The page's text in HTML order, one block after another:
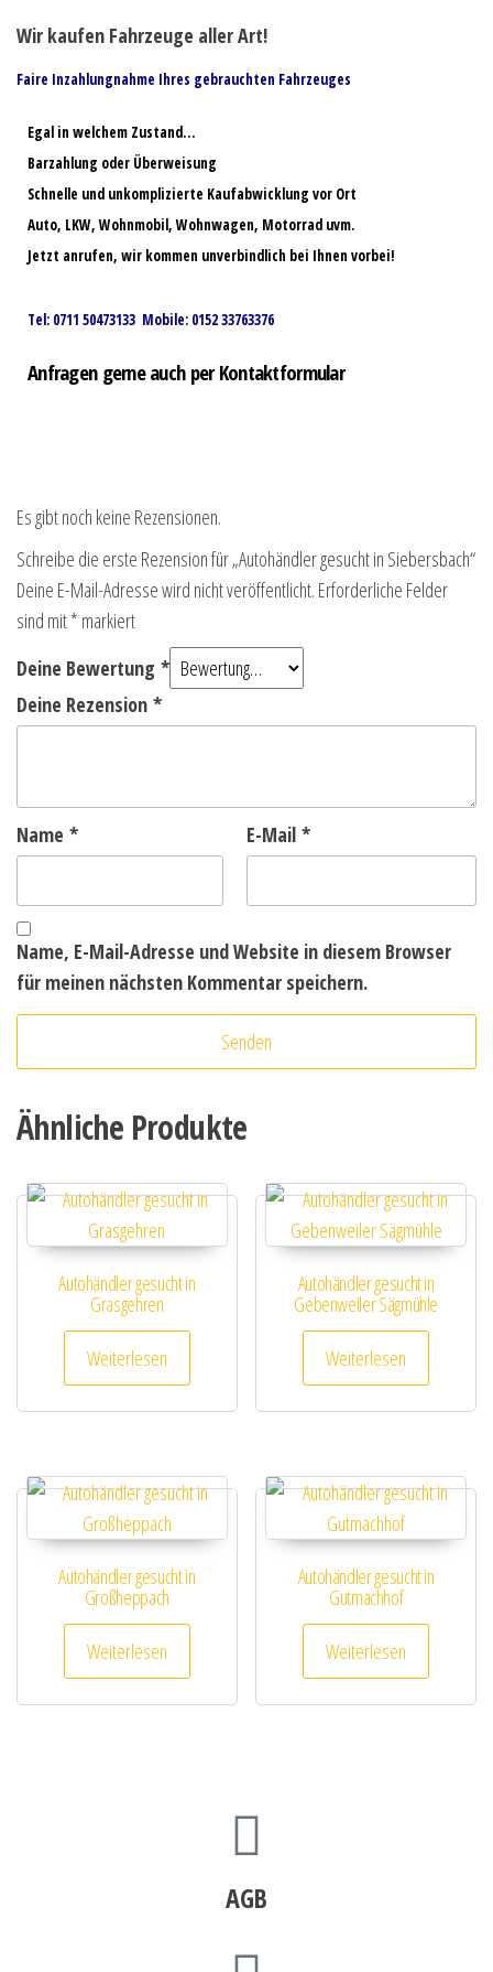
Wir kaufen Fahrzeuge aller Art!
Faire Inzahlungnahme Ihres gebrauchten Fahrzeuges
Egal in welchem Zustand…
Barzahlung oder Überweisung
Schnelle und unkomplizierte Kaufabwicklung vor Ort
Auto, LKW, Wohnmobil, Wohnwagen, Motorrad uvm.
Jetzt anrufen, wir kommen unverbindlich bei Ihnen vorbei!
Tel: 0711 50473133 Mobile: 0152 33763376
Anfragen gerne auch per Kontaktformular
Es gibt noch keine Rezensionen.
Schreibe die erste Rezension für „Autohändler gesucht in Siebersbach“
Deine E-Mail-Adresse wird nicht veröffentlicht. Erforderliche Felder
sind mit* markiert
Deine Bewertung *
Deine Rezension *
Name * E-Mail *
Name, E-Mail-Adresse und Website in diesem Browser
für meinen nächsten Kommentar speichern.
Ähnliche Produkte
Autohändler gesucht in
Grasgehren
Weiterlesen
Autohändler gesucht in
Gebenweiler Sägmühle
Weiterlesen
Autohändler gesucht in
Großheppach
Weiterlesen
Autohändler gesucht in
Gutmachhof
Weiterlesen
AGB